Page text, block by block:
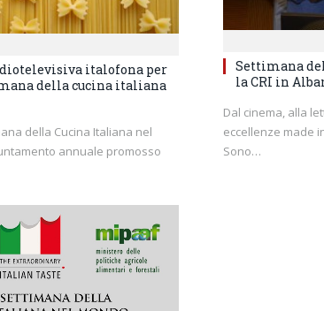
italofona per
della cucina italiana
della Cucina Italiana nel
annuale promosso
Settimana
la CRI in
Dal cinema, alla
eccellenze made
Sono…